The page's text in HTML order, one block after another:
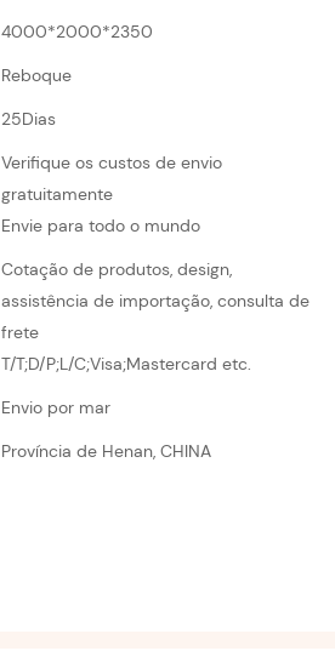
4000*2000*2350
Reboque
25Dias
Verifique os custos de envio
gratuitamente
Envie para todo o mundo
Cotação de produtos, design,
assistência de importação, consulta de
frete
T/T;D/P;L/C;Visa;Mastercard etc.
Envio por mar
Província de Henan, CHINA